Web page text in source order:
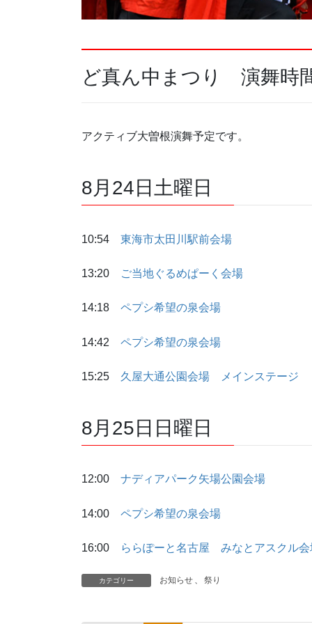
ど真ん中まつり 演舞時
アクティブ大曽根演舞予定です。
8月24日土曜日
10:54 東海市太田川駅前会場
13:20 ご当地ぐるめぱーく会場
14:18 ペプシ希望の泉会場
14:42 ペプシ希望の泉会場
15:25 久屋大通公園会場 メインステージ
8月25日日曜日
12:00 ナディアパーク矢場公園会場
14:00 ペプシ希望の泉会場
16:00 ららぽーと名古屋 みなとアスクル会
カテゴリー お知らせ 、 祭り